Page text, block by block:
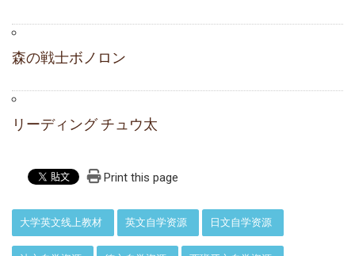
森の戦士ボノロン
リーディング チュウ太
Print this page
大学英文线上教材 英文自学资源 日文自学资源